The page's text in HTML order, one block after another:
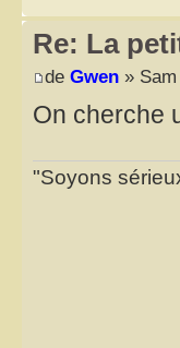
Re: La
de Gwen »
On cherche
"Soyons